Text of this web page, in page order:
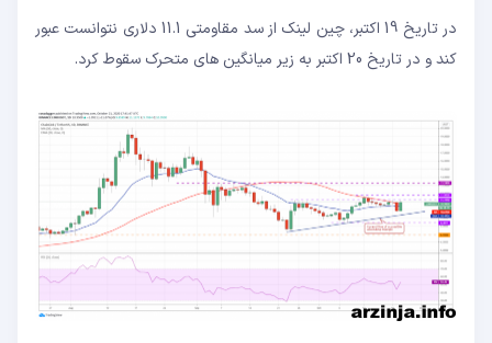
در تاریخ 19 اکتبر، چین لینک از سد مقاومتی 11.1 دلاری نتوانست عبور
کند و در تاریخ 20 اکتبر به زیر میانگین های متحرک سقوط کرد.